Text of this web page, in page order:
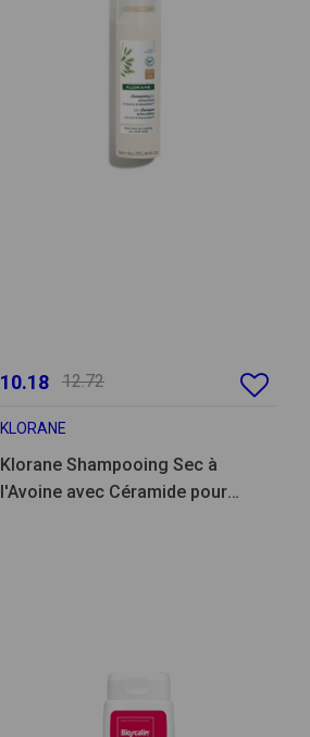
10.18 12.72
KLORANE
Klorane Shampooing Sec à
l'Avoine avec Céramide pour